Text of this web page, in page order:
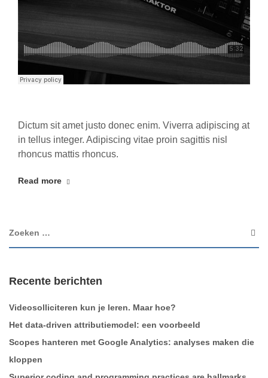
Dictum sit amet justo donec enim. Viverra adipiscing at
in tellus integer. Adipiscing vitae proin sagittis nisl
rhoncus mattis rhoncus.
Read more
Recente berichten
Videosolliciteren kun je leren. Maar hoe?
Het data-driven attributiemodel: een voorbeeld
Scopes hanteren met Google Analytics: analyses maken die
kloppen